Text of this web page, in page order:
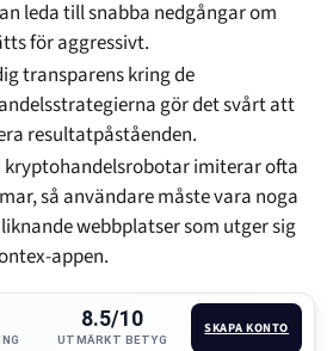
leda till snabba nedgångar om
för aggressivt.
transparens kring de
gör det svårt att
resultatpåståenden.
kryptohandelsrobotar imiterar ofta
så användare måste vara noga
webbplatser som utger sig
appen.
8.5/10
UTMÄRKT BETYG
SKAPA KONTO